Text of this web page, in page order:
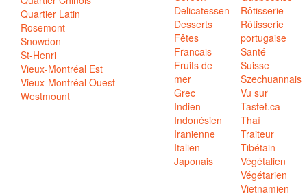
Quartier Latin
Rosemont
Snowdon
St-Henri
Vieux-Montréal Est
Vieux-Montréal Ouest
Westmount
Delicatessen
Desserts
Fêtes
Francais
Fruits de
mer
Grec
Indien
Indonésien
Iranienne
Italien
Japonais
Rôtisserie
Rôtisserie
portugaise
Santé
Suisse
Szechuannais
Vu sur
Tastet.ca
Thaï
Traiteur
Tibétain
Végétalien
Végétarien
Vietnamien